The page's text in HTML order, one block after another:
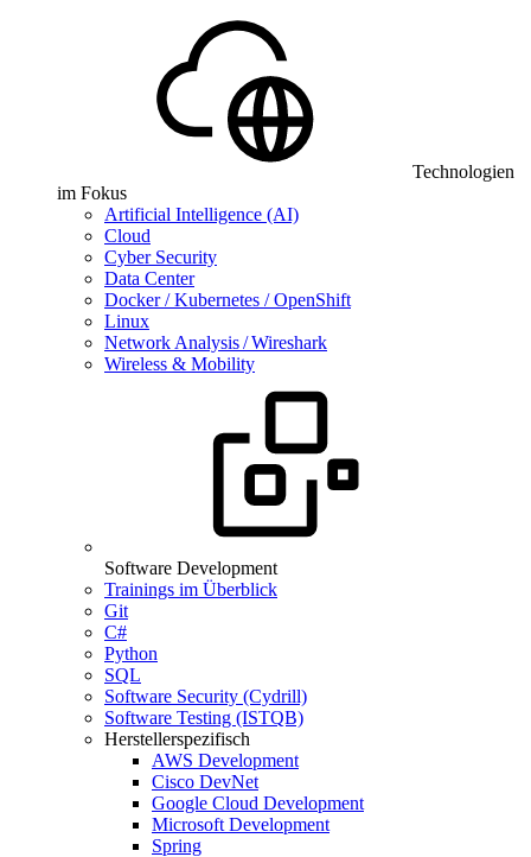
Technologien
im Fokus
Artificial Intelligence (AI)
Cloud
Cyber Security
Data Center
Docker / Kubernetes / OpenShift
Linux
Network Analysis / Wireshark
Wireless & Mobility
Software Development
Trainings im Überblick
Git
C#
Python
SQL
Software Security (Cydrill)
Software Testing (ISTQB)
Herstellerspezifisch
AWS Development
Cisco DevNet
Google Cloud Development
Microsoft Development
Spring